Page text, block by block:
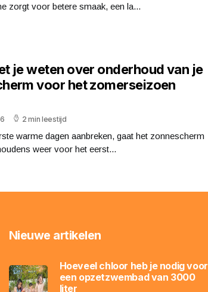
zorgt voor betere smaak, een la...
je weten over onderhoud van je
voor het zomerseizoen
2 min leestijd
warme dagen aanbreken, gaat het zonnescherm
weer voor het eerst...
Nieuwe artikelen
Hoeveel chloor heb je nodig voor
een opzetzwembad van 3000
liter